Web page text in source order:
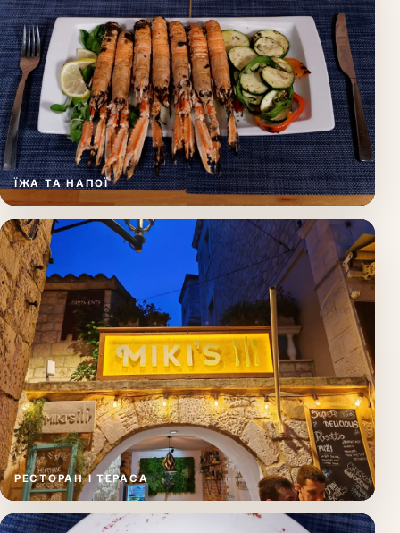
ЇЖА ТА НАПОЇ
РЕСТОРАН І ТЕРАСА